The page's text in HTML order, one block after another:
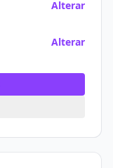
Alterar
Alterar